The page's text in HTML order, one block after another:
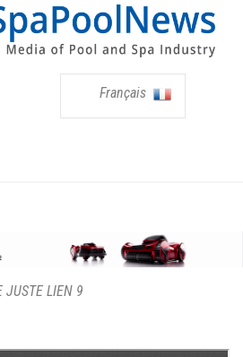
Français
JUSTE LIEN 9